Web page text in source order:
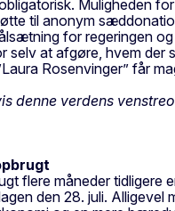
Muligheden
til anonym
for regeringen
selv at afgøre, hvem der
Rosenvinger” får
denne verdens
flere måneder
den 28. juli.